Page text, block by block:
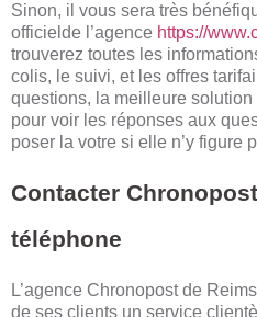
Sinon, il vous sera très
officielde l’agence https://
trouverez toutes les
colis, le suivi, et les offres
questions, la meilleure solution
pour voir les réponses aux
poser la votre si elle n’y figure
Contacter
téléphone
L’agence Chronopost de
de ses clients un service